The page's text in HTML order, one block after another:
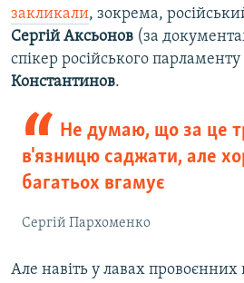
закликали, зокрема,
Сергій Аксьонов (за
спікер російського
Константинов.
Не думаю, що за це
в'язницю саджати, але
багатьох вгамує
Сергій Пархоменко
Але навіть у лавах